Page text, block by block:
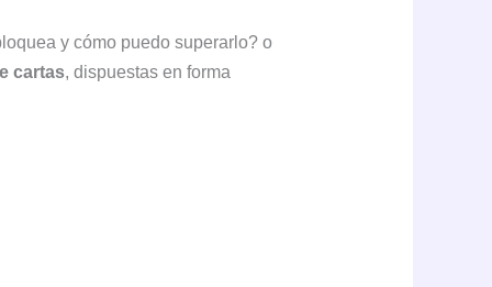
y cómo puedo superarlo? o
cartas, dispuestas en forma